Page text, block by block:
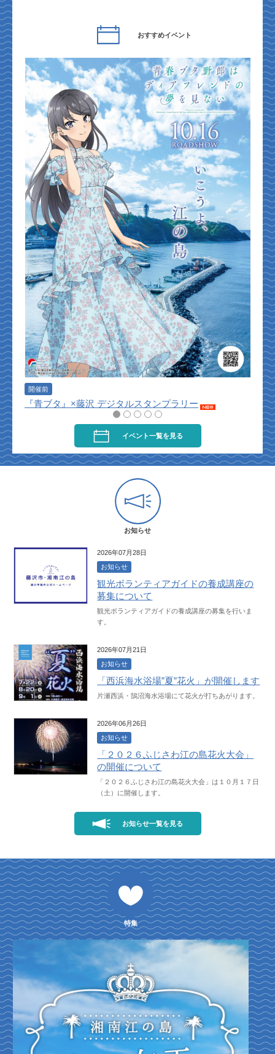
おすすめイベント
開催前
『青ブタ』×藤沢 デジタルスタンプラリー
開催中
映
イベント一覧を見る
お知らせ
2026年07月28日
お知らせ
観光ボランティアガイドの養成講座の
募集について
観光ボランティアガイドの養成講座の募集を行いま
す。
2026年07月21日
お知らせ
「西浜海水浴場”夏”花火」が開催します
片瀬西浜・鵠沼海水浴場にて花火が打ちあがります。
2026年06月26日
お知らせ
「２０２６ふじさわ江の島花火大会」
の開催について
「２０２６ふじさわ江の島花火大会」は１０月１７日
（土）に開催します。
お知らせ一覧を見る
特集